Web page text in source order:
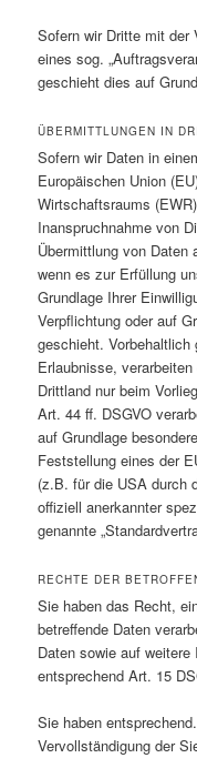
Sofern wir Dritte mit der
eines sog.
geschieht dies auf
ÜBERMITTLUNGEN IN
Sofern wir Daten in
Europäischen Union
Wirtschaftsraums
Inanspruchnahme von
Übermittlung von Daten
wenn es zur Erfüllung
Grundlage Ihrer
Verpflichtung oder auf
geschieht.
Erlaubnisse,
Drittland nur beim
Art. 44 ff. DSGVO
auf Grundlage
Feststellung eines der
(z.B. für die USA durch
offiziell anerkannter
genannte
RECHTE DER
Sie haben das Recht,
betreffende Daten
Daten sowie auf
entsprechend Art. 15
Sie haben
Vervollständigung der